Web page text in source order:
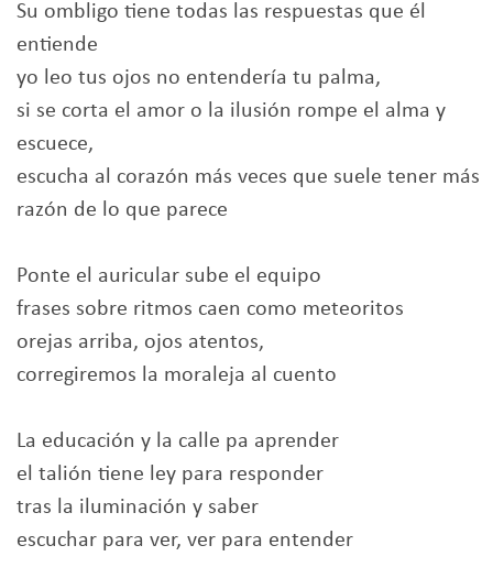
Su ombligo tiene todas las respuestas que él
entiende
yo leo tus ojos no entendería tu palma,
si se corta el amor o la ilusión rompe el alma y
escuece,
escucha al corazón más veces que suele tener más
razón de lo que parece
Ponte el auricular sube el equipo
frases sobre ritmos caen como meteoritos
orejas arriba, ojos atentos,
corregiremos la moraleja al cuento
La educación y la calle pa aprender
el talión tiene ley para responder
tras la iluminación y saber
escuchar para ver, ver para entender